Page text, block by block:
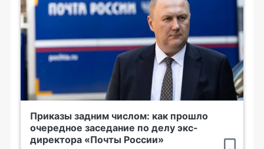
Приказы задним числом: как прошло
очередное заседание по делу экс-
директора «Почты России»